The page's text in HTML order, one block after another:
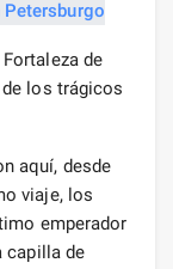
de
los trágicos
aquí, desde
viaje, los
emperador
capilla de